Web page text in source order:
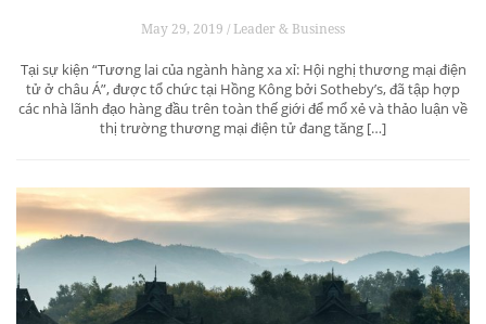
May 29, 2019 / Leader & Business
Tại sự kiện “Tương lai của ngành hàng xa xỉ: Hội nghị thương mại điện
tử ở châu Á”, được tổ chức tại Hồng Kông bởi Sotheby’s, đã tập hợp
các nhà lãnh đạo hàng đầu trên toàn thế giới để mổ xẻ và thảo luận về
thị trường thương mại điện tử đang tăng […]